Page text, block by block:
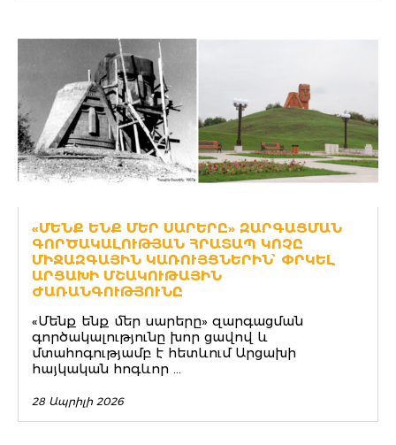
«ՄԵՆՔ ԵՆՔ ՄԵՐ ՍԱՐԵՐԸ» ԶԱՐԳԱՑՄԱՆ
ԳՈՐԾԱԿԱԼՈՒԹՅԱՆ ՀՐԱՏԱՊ ԿՈՉԸ
ՄԻՋԱԶԳԱՅԻՆ ԿԱՌՈՒՅՑՆԵՐԻՆ՝ ՓՐԿԵԼ
ԱՐՑԱԽԻ ՄՇԱԿՈՒԹԱՅԻՆ
ԺԱՌԱՆԳՈՒԹՅՈՒՆԸ
«Մենք ենք մեր սարերը» զարգացման
գործակալությունը խոր ցավով և
մտահոգությամբ է հետևում Արցախի
հայկական հոգևոր ...
28 Ապրիլի 2026